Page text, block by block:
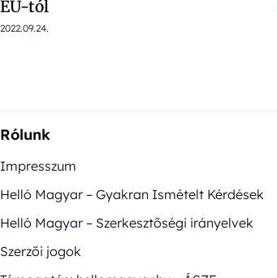
EU-tól
2022.09.24.
Rólunk
Impresszum
Helló Magyar – Gyakran Ismételt Kérdések
Helló Magyar – Szerkesztőségi irányelvek
Szerzői jogok